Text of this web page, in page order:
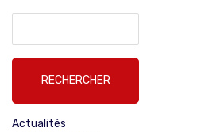
Actualités